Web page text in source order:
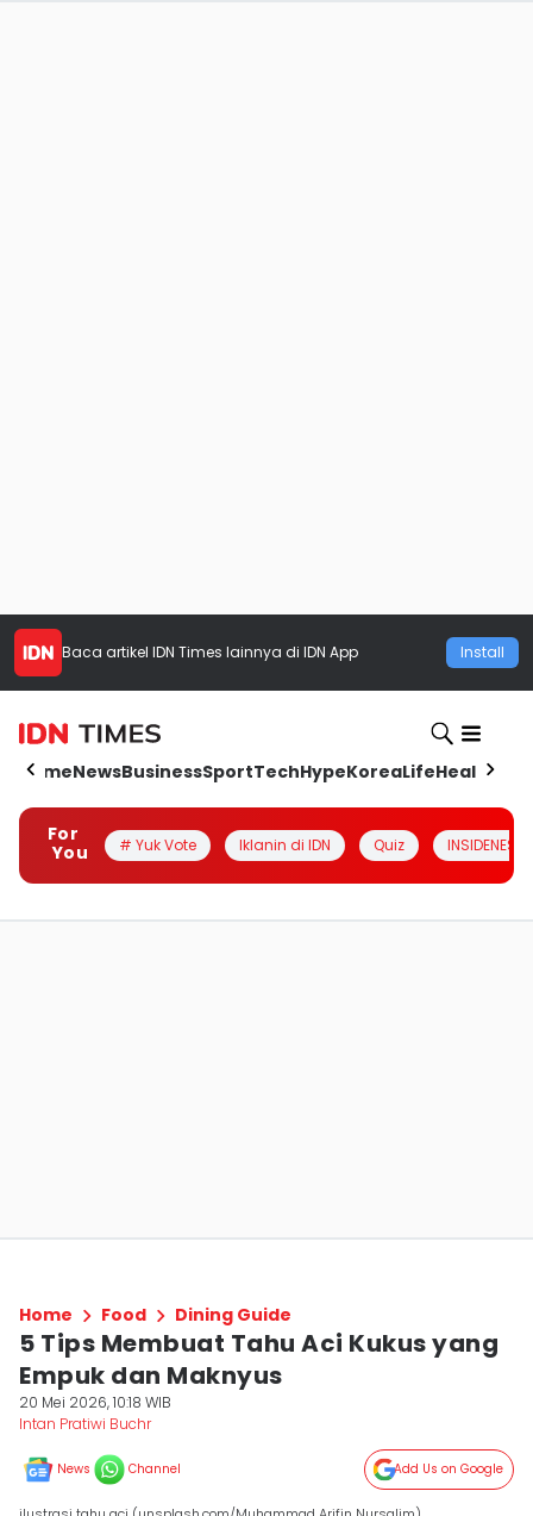
Baca artikel IDN Times lainnya di IDN App Install
HomeNewsBusinessSportTechHypeKoreaLifeHealth
For
You
# Yuk Vote Iklanin di IDN Quiz INSIDENESIA
Home Food Dining Guide
5 Tips Membuat Tahu Aci Kukus yang
Empuk dan Maknyus
20 Mei 2026, 10:18 WIB
Intan Pratiwi Buchr
News Channel Add Us on Google